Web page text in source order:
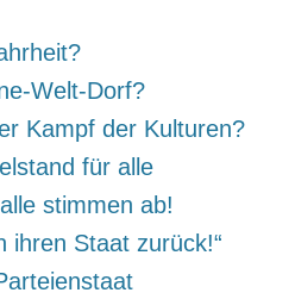
Welt-Dorf?
Kampf der Kulturen?
für alle
stimmen ab!
ihren Staat zurück!“